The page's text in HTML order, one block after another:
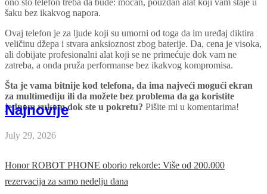
šaku bez ikakvog napora.
Ovaj telefon je za ljude koji su umorni od toga da im uređaj diktira
veličinu džepa i stvara anksioznost zbog baterije. Da, cena je visoka,
ali dobijate profesionalni alat koji se ne primećuje dok vam ne
zatreba, a onda pruža performanse bez ikakvog kompromisa.
Šta je vama bitnije kod telefona, da ima najveći mogući ekran
za multimediju ili da možete bez problema da ga koristite
jednom rukom dok ste u pokretu? Pišite mi u komentarima!
Najnovije
July 29, 2026
Honor ROBOT PHONE oborio rekorde: Više od 200.000
rezervacija za samo nedelju dana